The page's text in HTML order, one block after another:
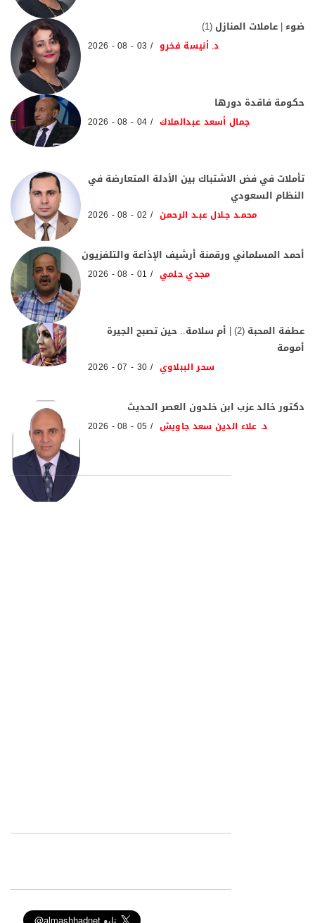
ضوء | عاملات المنازل (1)
د. أنيسة فخرو 03 - 08 - 2026
حكومة فاقدة دورها
جمال أسعد عبدالملاك 04 - 08 - 2026
تأملات في فض الاشتباك بين الأدلة المتعارضة في
النظام السعودي
محمـد جـلال عبـد الرحمن 02 - 08 - 2026
أحمد المسلماني ورقمنة أرشيف الإذاعة والتلفزيون
مجدي حلمي 01 - 08 - 2026
عطفة المحبة (2) | أم سلامة.. حين تصبح الجيرة
أمومة
سحر الببلاوي 30 - 07 - 2026
دكتور خالد عزب ابن خلدون العصر الحديث
د. علاء الدين سعد جاويش 05 - 08 - 2026